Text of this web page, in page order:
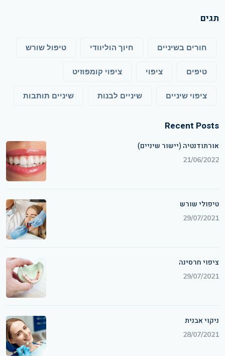
תגים
חורים בשיניים חיוך הוליוודי טיפול שורש
טיפים ציפוי ציפוי קומפוזיט
ציפוי שיניים שיניים לבנות שיניים תותבות
Recent Posts
אורתודנטיה (יישור שיניים)
21/06/2022
טיפולי שורש
29/07/2021
ציפוי חרסינה
29/07/2021
ניקוי אבנית
28/07/2021